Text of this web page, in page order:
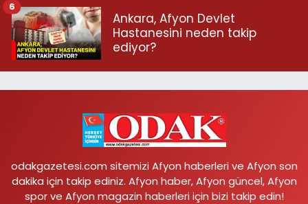
Ankara, Afyon Devlet
Hastanesini neden takip
ediyor?
6
odakgazetesi.com sitemizi Afyon haberleri ve Afyon son
dakika için takip ediniz. Afyon haber, Afyon güncel, Afyon
spor ve Afyon magazin haberleri için bizi takip edin!